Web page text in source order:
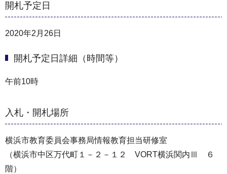
開札予定日
2020年2月26日
開札予定日詳細（時間等）
午前10時
入札・開札場所
横浜市教育委員会事務局情報教育担当研修室
（横浜市中区万代町１－２－１２ VORT横浜関内Ⅲ ６
階）